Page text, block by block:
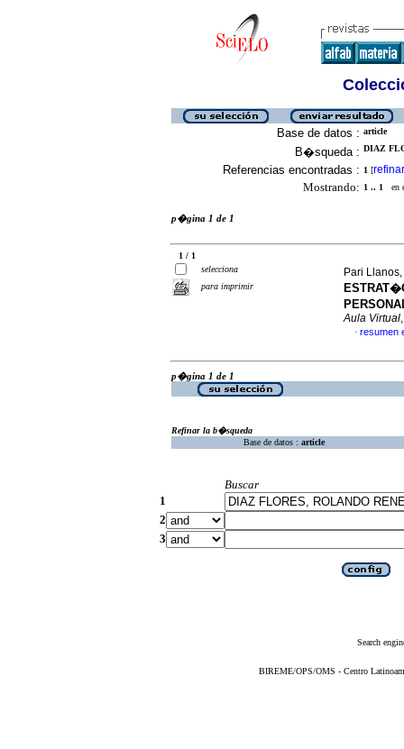
Base de datos : article
B�squeda : DIAZ
Referencias encontradas : 1 [refinar
Mostrando: 1 .. 1 en
p�gina 1 de 1
1 / 1
selecciona
para imprimir
Pari
Aula Virtual
· resumen
p�gina 1 de 1
Refinar la b�squeda
Base de datos : article
Buscar
1
2
3
Search
BIREME/OPS/OMS - Centro